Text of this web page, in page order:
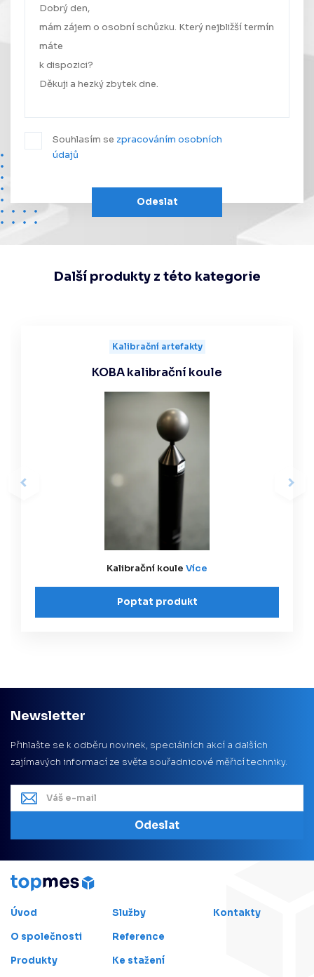
Souhlasím se zpracováním osobních
údajů
Odeslat
Další produkty z této kategorie
Kalibrační artefakty
KOBA kalibrační koule
Kalibrační koule Více
Poptat produkt
Newsletter
Přihlašte se k odběru novinek, speciálních akcí a dalších
zajímavých informací ze světa souřadnicové měřicí techniky.
Odeslat
Úvod
O společnosti
Produkty
Služby
Reference
Ke stažení
Kontakty